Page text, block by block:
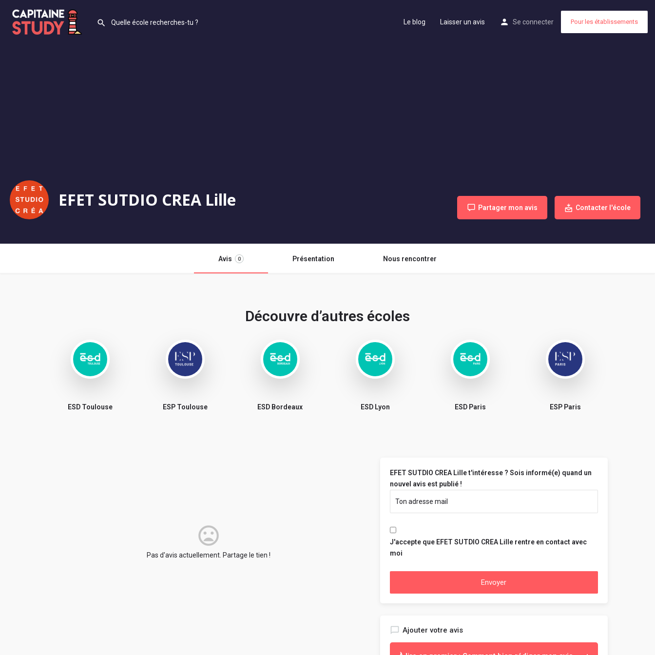
Le blog Laisser un avis Se connecter Pour les établissements
EFET SUTDIO CREA Lille Partager mon avis Contacter l'école
Avis 0 Présentation Nous rencontrer
Découvre d’autres écoles
ESD Toulouse ESP Toulouse ESD Bordeaux ESD Lyon ESD Paris ESP Paris
Pas d'avis actuellement. Partage le tien !
EFET SUTDIO CREA Lille t'intéresse ? Sois informé(e) quand un
nouvel avis est publié !
J'accepte que EFET SUTDIO CREA Lille rentre en contact avec
moi
Envoyer
Ajouter votre avis